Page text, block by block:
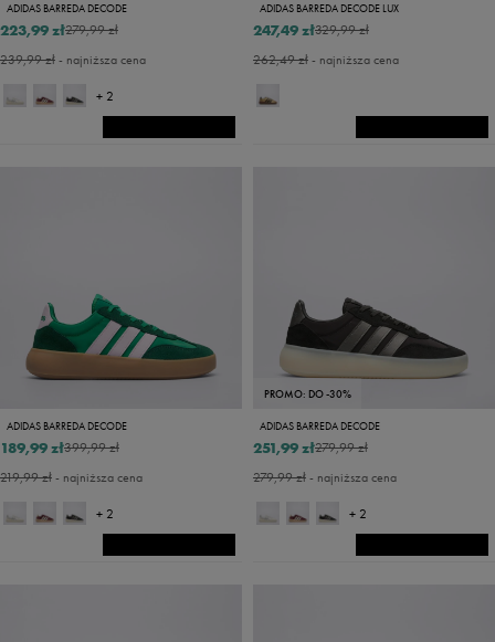
ADIDAS BARREDA DECODE
279,99 zł
223,99 zł
239,99 zł- najniższa cena
+ 2
ADIDAS BARREDA DECODE LUX
329,99 zł
247,49 zł
262,49 zł- najniższa cena
ADIDAS BARREDA DECODE
399,99 zł
189,99 zł
219,99 zł- najniższa cena
+ 2
PROMO: DO -30%
ADIDAS BARREDA DECODE
279,99 zł
251,99 zł
279,99 zł- najniższa cena
+ 2